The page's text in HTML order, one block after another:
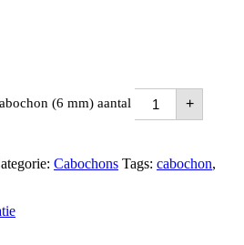
(6 mm) aantal +
Cabochons Tags: cabochon,